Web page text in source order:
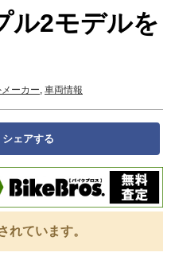
ル2モデルを
ーカー, 車両情報
シェアする
れています。